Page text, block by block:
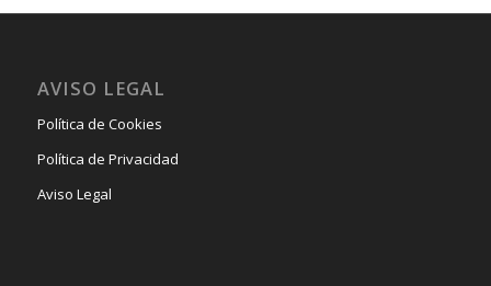
AVISO LEGAL
Política de Cookies
Política de Privacidad
Aviso Legal